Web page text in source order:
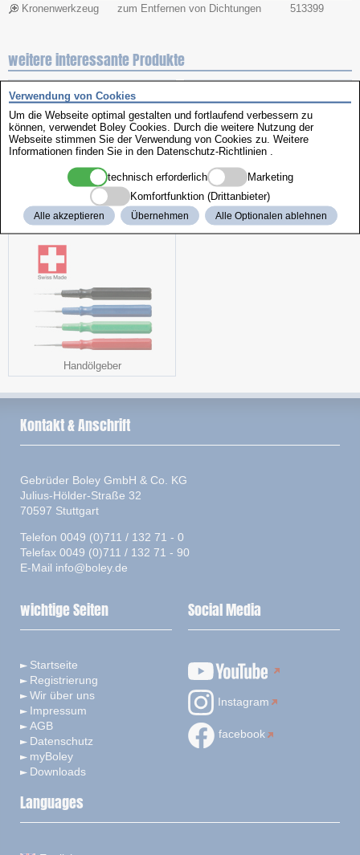
Kronenwerkzeug zum Entfernen von Dichtungen 513399
weitere interessante Produkte
Arbeitsstuhl Hightech Seide
Handölgeber
Verwendung von Cookies
Um die Webseite optimal gestalten und fortlaufend verbessern zu
können, verwendet Boley Cookies. Durch die weitere Nutzung der
Webseite stimmen Sie der Verwendung von Cookies zu. Weitere
Informationen finden Sie in den Datenschutz-Richtlinien
technisch erforderlich
Marketing
Komfortfunktion (Drittanbieter)
Alle akzeptieren Übernehmen Alle Optionalen ablehnen
Kontakt & Anschrift
Gebrüder Boley GmbH & Co. KG
Julius-Hölder-Straße 32
70597 Stuttgart
Telefon 0049 (0)711 / 132 71 - 0
Telefax 0049 (0)711 / 132 71 - 90
E-Mail info@boley.de
wichtige Seiten
Startseite
Registrierung
Wir über uns
Impressum
AGB
Datenschutz
myBoley
Downloads
Social Media
Instagram
facebook
Languages